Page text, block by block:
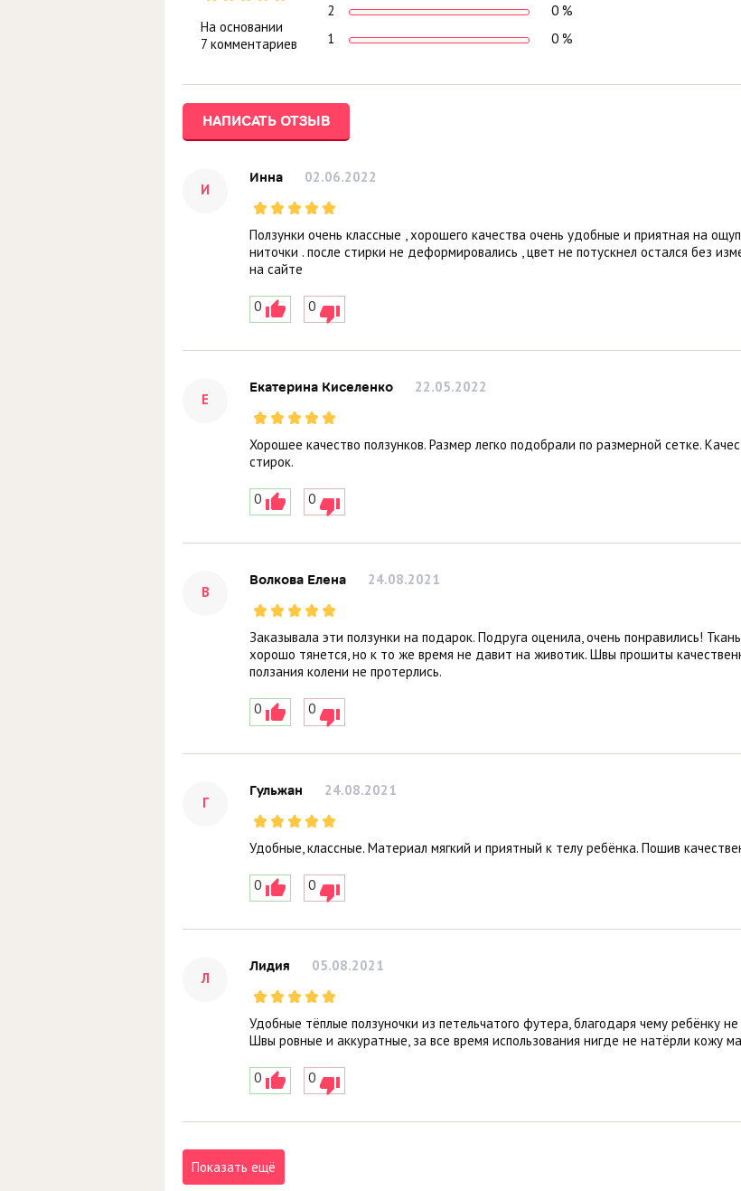
На основании
7 комментариев
2
0 %
1
0 %
НАПИСАТЬ ОТЗЫВ
И
Инна 02.06.2022
Ползунки очень классные , хорошего качества очень удобные и приятная на
ниточки . после стирки не деформировались , цвет не потускнел остался без
на сайте
0 0
Е
Екатерина Киселенко 22.05.2022
Хорошее качество ползунков. Размер легко подобрали по размерной сетке.
стирок.
0 0
В
Волкова Елена 24.08.2021
Заказывала эти ползунки на подарок. Подруга оценила, очень понравились!
хорошо тянется, но к то же время не давит на животик. Швы прошиты
ползания колени не протерлись.
0 0
Г
Гульжан 24.08.2021
Удобные, классные. Материал мягкий и приятный к телу ребёнка. Пошив
0 0
Л
Лидия 05.08.2021
Удобные тёплые ползуночки из петельчатого футера, благодаря чему ребёнку
Швы ровные и аккуратные, за все время использования нигде не натёрли кожу
0 0
Показать ещё